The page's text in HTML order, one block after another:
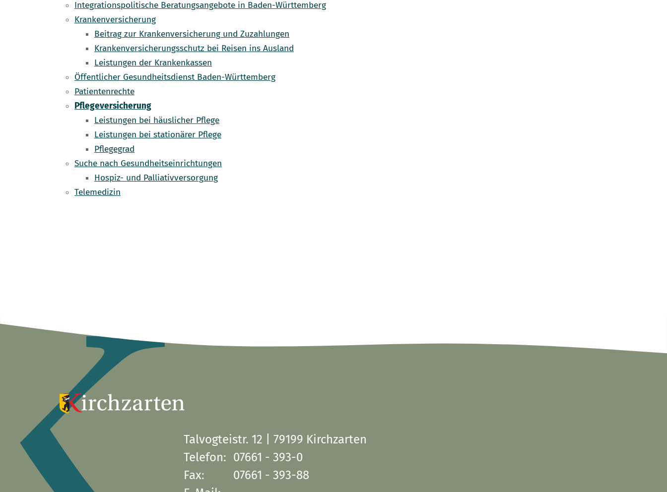
Integrationspolitische Beratungsangebote in Baden-Württemberg
Krankenversicherung
Beitrag zur Krankenversicherung und Zuzahlungen
Krankenversicherungsschutz bei Reisen ins Ausland
Leistungen der Krankenkassen
Öffentlicher Gesundheitsdienst Baden-Württemberg
Patientenrechte
Pflegeversicherung
Leistungen bei häuslicher Pflege
Leistungen bei stationärer Pflege
Pflegegrad
Suche nach Gesundheitseinrichtungen
Hospiz- und Palliativversorgung
Telemedizin
Talvogteistr. 12 | 79199 Kirchzarten
Telefon: 07661 - 393-0
Fax:
07661 - 393-88